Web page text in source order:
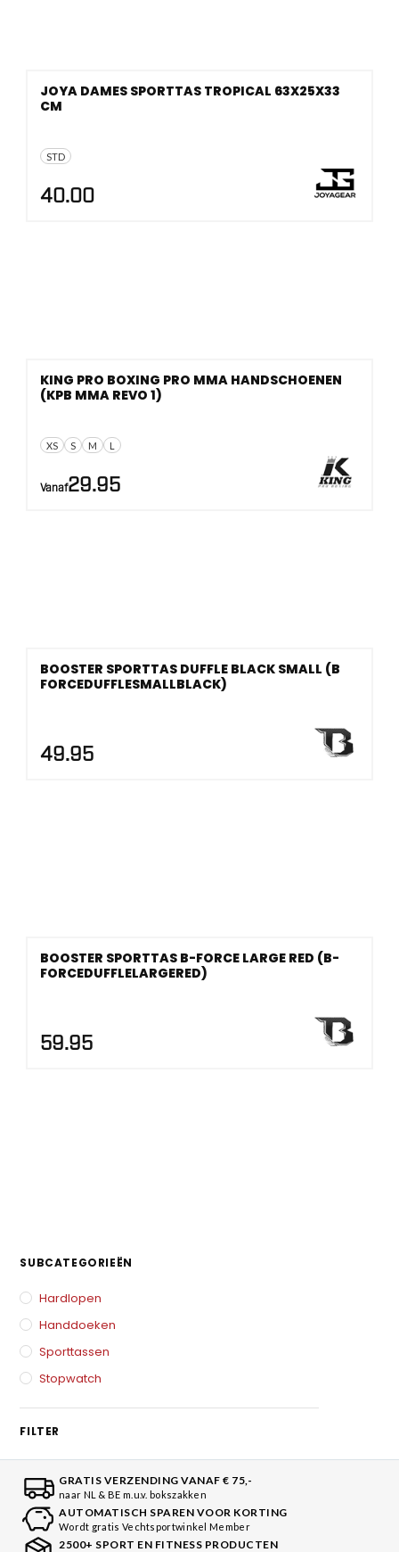
STD
JOYA DAMES SPORTTAS TROPICAL 63X25X33
CM
40.00
XS S M L
KING PRO BOXING PRO MMA HANDSCHOENEN
(KPB MMA REVO 1)
Vanaf29.95
BOOSTER SPORTTAS DUFFLE BLACK SMALL (B
FORCEDUFFLESMALLBLACK)
49.95
BOOSTER SPORTTAS B-FORCE LARGE RED (B-
FORCEDUFFLELARGERED)
59.95
SUBCATEGORIEËN
Hardlopen
Handdoeken
Sporttassen
Stopwatch
FILTER
GRATIS VERZENDING VANAF € 75,-
naar NL & BE m.u.v. bokszakken
AUTOMATISCH SPAREN VOOR KORTING
Wordt gratis Vechtsportwinkel Member
2500+ SPORT EN FITNESS PRODUCTEN